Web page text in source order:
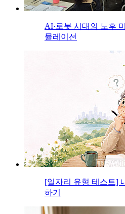
AI·로봇 시대의 노후
뮬레이션
[일자리 유형 테스트]
하기